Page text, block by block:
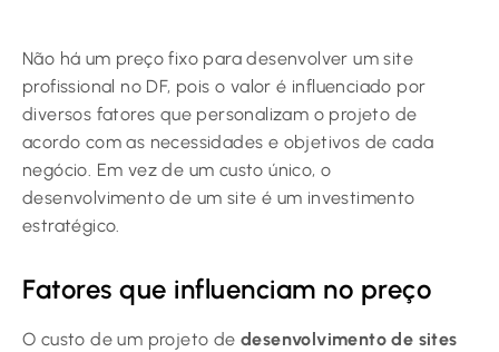
Não há um preço fixo para desenvolver um site
profissional no DF, pois o valor é influenciado por
diversos fatores que personalizam o projeto de
acordo com as necessidades e objetivos de cada
negócio. Em vez de um custo único, o
desenvolvimento de um site é um investimento
estratégico.
Fatores que influenciam no preço
O custo de um projeto de desenvolvimento de sites